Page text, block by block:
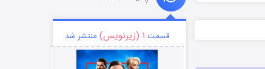
قسمت ۱ (زیرنویس) منتشر شد